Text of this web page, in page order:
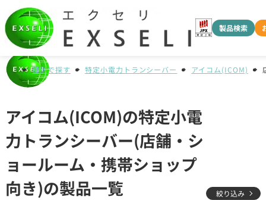
製品検索
種別で探す 特定小電力トランシーバー アイコム(ICOM)
アイコム(ICOM)の特定小電
力トランシーバー(店舗・シ
ョールーム・携帯ショップ
向き)の製品一覧
絞り込み